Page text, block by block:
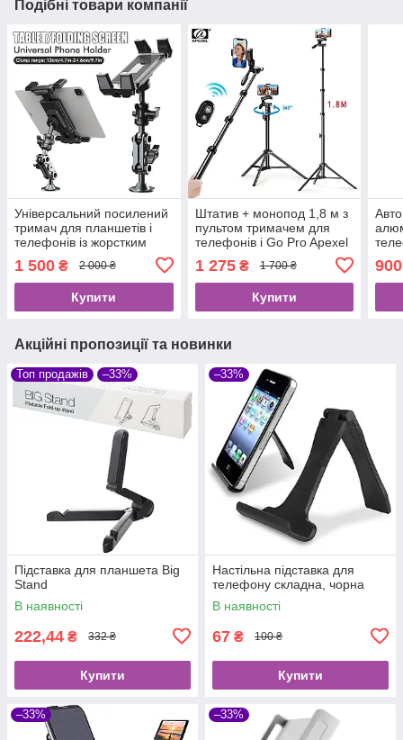
Подібні товари компанії
Універсальний посилений
тримач для планшетів і
телефонів із жорстким
гвинтовим кріпленням до
поверхні.
1 500 ₴ 2 000 ₴
Купити
Штатив + монопод 1,8 м з
пультом тримачем для
телефонів і Go Pro Apexel
1 275₴ 1 700 ₴
Купити
900
Акційні пропозиції та новинки
Топ продажів –33%
Підставка для планшета Big
Stand
В наявності
222,44 ₴ 332 ₴
Купити
–33%
Настільна підставка для
телефону складна, чорна
В наявності
67 ₴ 100 ₴
Купити
–33% –33%